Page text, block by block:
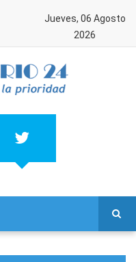
Jueves, 06 Agosto
2026